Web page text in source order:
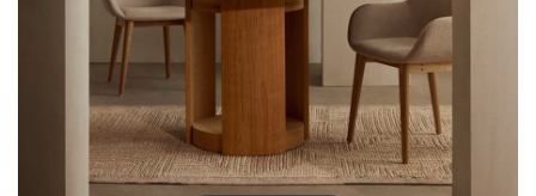
Comedor
Comedor
Porcelánico